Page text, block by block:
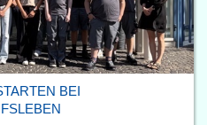
BEI